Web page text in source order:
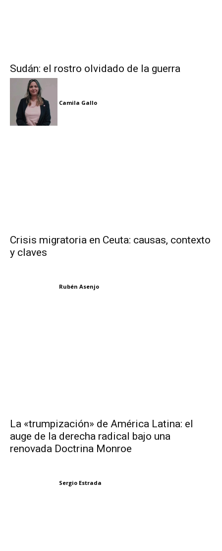
Sudán: el rostro olvidado de la guerra
Camila Gallo
Crisis migratoria en Ceuta: causas, contexto
y claves
Rubén Asenjo
La «trumpización» de América Latina: el
auge de la derecha radical bajo una
renovada Doctrina Monroe
Sergio Estrada